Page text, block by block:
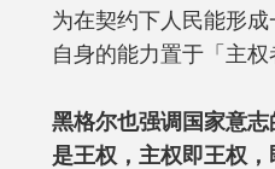
为在契约下人民能形
自身的能力置于「主
黑格尔也强调国家意
是王权，主权即王权